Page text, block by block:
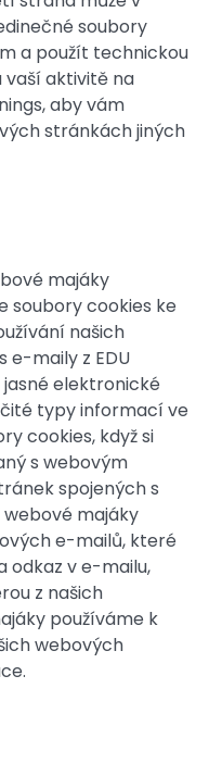
soubory
a použít technickou
vaší aktivitě na
aby vám
stránkách jiných
majáky
soubory cookies ke
našich
e-maily z EDU
jasné elektronické
typy informací ve
cookies, když si
s webovým
spojených s
majáky
e-mailů, které
odkaz v e-mailu,
z našich
používáme k
webových